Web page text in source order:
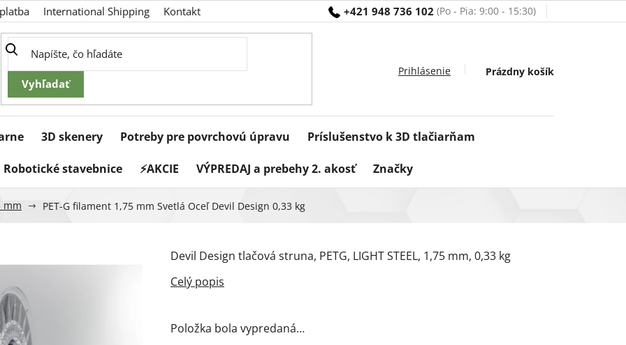
+421 948 736 102
International Shipping Kontakt
Nákupný
Prázdny košík
3D skenery Potreby pre povrchovú úpravu Príslušenstvo k 3D tlačiarňam
Robotické stavebnice ⚡AKCIE VÝPREDAJ a prebehy 2. akosť Značky
mm PET-G filament 1,75 mm Svetlá Oceľ Devil Design 0,33 kg
Položka bola vypredaná…
Devil Design tlačová struna, PETG, LIGHT STEEL, 1,75 mm, 0,33 kg